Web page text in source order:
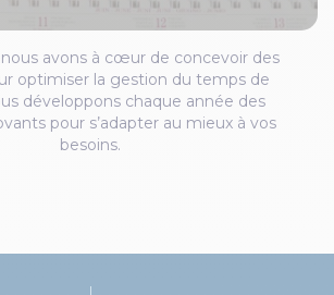
nous avons à cœur de concevoir des
optimiser la gestion du temps de
développons chaque année des
pour s’adapter au mieux à vos
besoins.